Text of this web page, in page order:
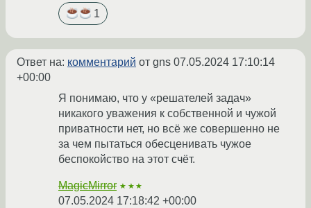
1
Ответ на: комментарий от gns 07.05.2024 17:10:14
+00:00
Я понимаю, что у «решателей задач»
никакого уважения к собственной и чужой
приватности нет, но всё же совершенно не
за чем пытаться обесценивать чужое
беспокойство на этот счёт.
MagicMirror ★★★
07.05.2024 17:18:42 +00:00